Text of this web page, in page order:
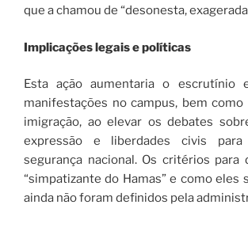
que a chamou de “desonesta,
Implicações legais e políticas
Esta ação aumentaria o escrutínio
manifestações no campus, bem
imigração, ao elevar os debates
expressão e liberdades civis
segurança nacional. Os critérios para
“simpatizante do Hamas” e como eles
ainda não foram definidos pela